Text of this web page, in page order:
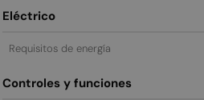
Eléctrico
Requisitos de energía
Controles y funciones